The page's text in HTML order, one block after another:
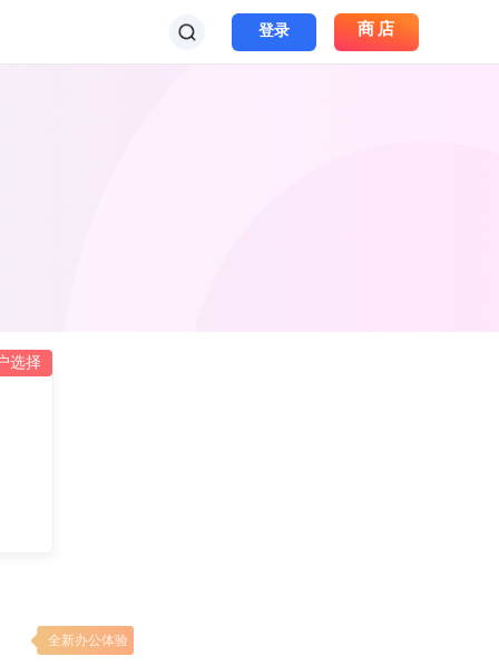
登录 商店
选择
全新办公体验